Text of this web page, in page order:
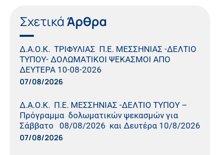
Σχετικά Άρθρα
Δ.Α.Ο.Κ. ΤΡΙΦΥΛΙΑΣ Π.Ε. ΜΕΣΣΗΝΙΑΣ -ΔΕΛΤΙΟ
ΤΥΠΟΥ- ΔΟΛΩΜΑΤΙΚΟΙ ΨΕΚΑΣΜΟΙ ΑΠΟ
ΔΕΥΤΕΡΑ 10-08-2026
07/08/2026
Δ.Α.Ο.Κ. Π.Ε. ΜΕΣΣΗΝΙΑΣ -ΔΕΛΤΙΟ ΤΥΠΟΥ –
Πρόγραμμα δολωματικών ψεκασμών για
Σάββατο 08/08/2026 και Δευτέρα 10/8/2026
07/08/2026